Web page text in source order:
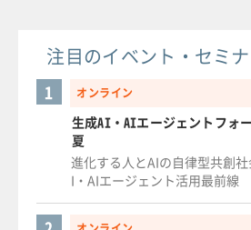
注目のイベント・セミ
オンライン
1
生成AI・AIエージェントフォ
夏
進化する人とAIの自律型共創
I・AIエージェント活用最前線